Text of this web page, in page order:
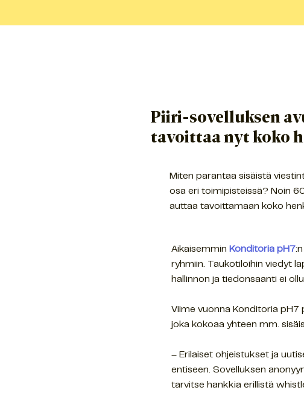
Piiri-sovelluksen
tavoittaa nyt koko
Miten parantaa sisäistä
osa eri toimipisteissä? Noin
auttaa tavoittamaan koko
Aikaisemmin Konditoria pH7
ryhmiin. Taukotiloihin viedyt
hallinnon ja tiedonsaanti ei
Viime vuonna Konditoria pH7
joka kokoaa yhteen mm.
– Erilaiset ohjeistukset ja
entiseen. Sovelluksen
tarvitse hankkia erillistä